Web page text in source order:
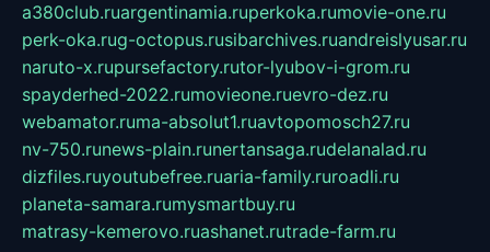
a380club.ruargentinamia.ruperkoka.rumovie-one.ru
perk-oka.rug-octopus.rusibarchives.ruandreislyusar.ru
naruto-x.rupursefactory.rutor-lyubov-i-grom.ru
spayderhed-2022.rumovieone.ruevro-dez.ru
webamator.ruma-absolut1.ruavtopomosch27.ru
nv-750.runews-plain.runertansaga.rudelanalad.ru
dizfiles.ruyoutubefree.ruaria-family.ruroadli.ru
planeta-samara.rumysmartbuy.ru
matrasy-kemerovo.ruashanet.rutrade-farm.ru